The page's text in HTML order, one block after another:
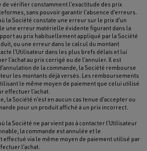
de vérifier constamment l’exactitude des prix
sans pouvoir garantir l’absence d’erreurs.
la Société constate une erreur sur le prix d’un
une erreur matérielle évidente figurant dans la
au prix habituellement appliqué par la Société
ou une erreur dans le calcul du montant
l’Utilisateur dans les plus brefs délais et lui
l’achat au prix corrigé ou de l’annuler. Il est
de la commande, la Société rembourse
les montants déjà versés. Les remboursements
le même moyen de paiement que celui utilisé
effectuer l’achat.
la Société n’est en aucun cas tenue d’accepter ou
pour un produit affiché à un prix incorrect.
la Société ne parvient pas à contacter l’Utilisateur
la commande est annulée et le
effectué via le même moyen de paiement utilisé par
l’achat.